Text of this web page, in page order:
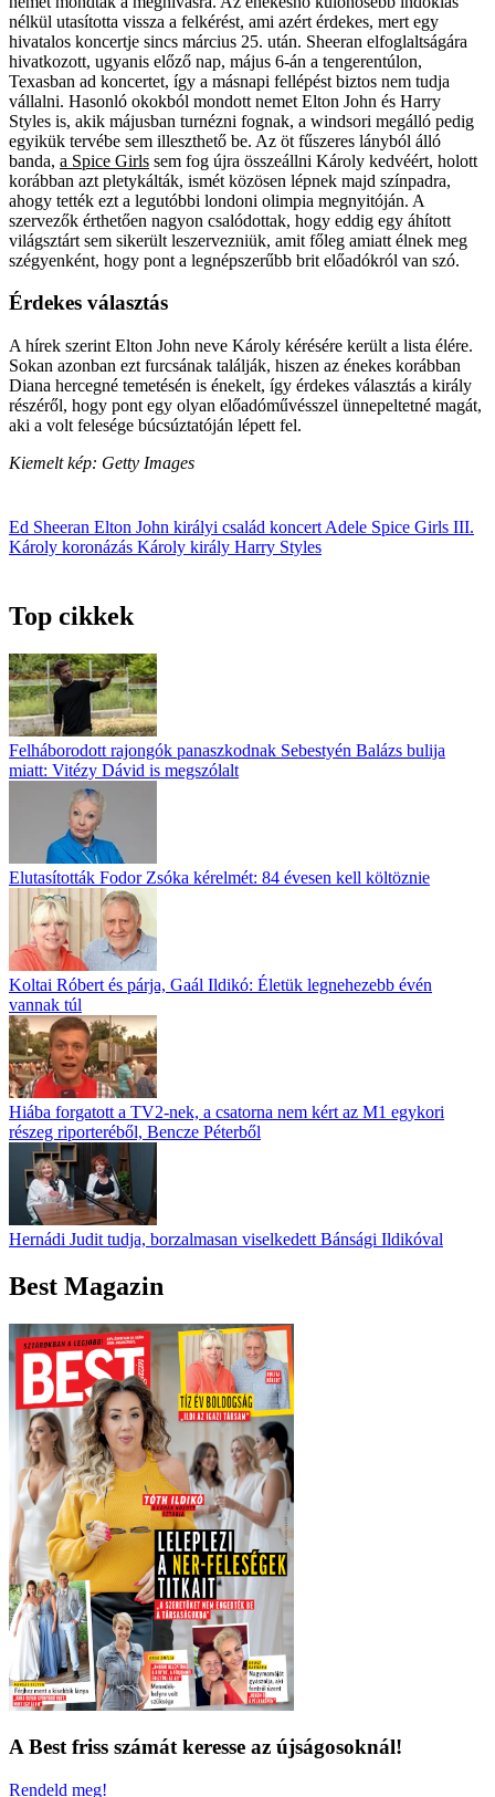
nélkül utasította vissza a felkérést, ami azért érdekes, mert egy
hivatalos koncertje sincs március 25. után. Sheeran elfoglaltságára
hivatkozott, ugyanis előző nap, május 6-án a tengerentúlon,
Texasban ad koncertet, így a másnapi fellépést biztos nem tudja
vállalni. Hasonló okokból mondott nemet Elton John és Harry
Styles is, akik májusban turnézni fognak, a windsori megálló pedig
egyikük tervébe sem illeszthető be. Az öt fűszeres lányból álló
banda, a Spice Girls sem fog újra összeállni Károly kedvéért, holott
korábban azt pletykálták, ismét közösen lépnek majd színpadra,
ahogy tették ezt a legutóbbi londoni olimpia megnyitóján. A
szervezők érthetően nagyon csalódottak, hogy eddig egy áhított
világsztárt sem sikerült leszervezniük, amit főleg amiatt élnek meg
szégyenként, hogy pont a legnépszerűbb brit előadókról van szó.
Érdekes választás
A hírek szerint Elton John neve Károly kérésére került a lista élére.
Sokan azonban ezt furcsának találják, hiszen az énekes korábban
Diana hercegné temetésén is énekelt, így érdekes választás a király
részéről, hogy pont egy olyan előadóművésszel ünnepeltetné magát,
aki a volt felesége búcsúztatóján lépett fel.
Kiemelt kép: Getty Images
Ed Sheeran Elton John királyi család koncert Adele Spice Girls III.
Károly koronázás Károly király Harry Styles
Top cikkek
Felháborodott rajongók panaszkodnak Sebestyén Balázs bulija
miatt: Vitézy Dávid is megszólalt
Elutasították Fodor Zsóka kérelmét: 84 évesen kell költöznie
Koltai Róbert és párja, Gaál Ildikó: Életük legnehezebb évén
vannak túl
Hiába forgatott a TV2-nek, a csatorna nem kért az M1 egykori
részeg riporteréből, Bencze Péterből
Hernádi Judit tudja, borzalmasan viselkedett Bánsági Ildikóval
Best Magazin
A Best friss számát keresse az újságosoknál!
Rendeld meg!